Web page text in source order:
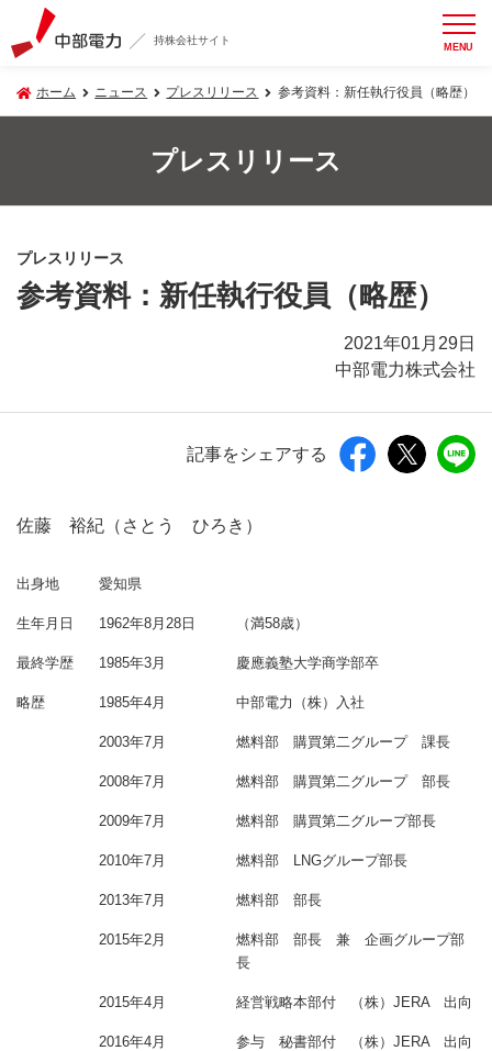
持株会社サイト MENU
ホーム ニュース プレスリリース 参考資料：新任執行役員（略歴）
プレスリリース
プレスリリース
参考資料：新任執行役員（略歴）
2021年01月29日
中部電力株式会社
記事をシェアする
佐藤 裕紀（さとう ひろき）
出身地 愛知県
生年月日 1962年8月28日 （満58歳）
最終学歴 1985年3月 慶應義塾大学商学部卒
略歴 1985年4月 中部電力（株）入社
2003年7月 燃料部 購買第二グループ 課長
2008年7月 燃料部 購買第二グループ 部長
2009年7月 燃料部 購買第二グループ部長
2010年7月 燃料部 LNGグループ部長
2013年7月 燃料部 部長
2015年2月
燃料部 部長 兼 企画グループ部
長
2015年4月 経営戦略本部付 （株）JERA 出向
2016年4月 参与 秘書部付 （株）JERA 出向